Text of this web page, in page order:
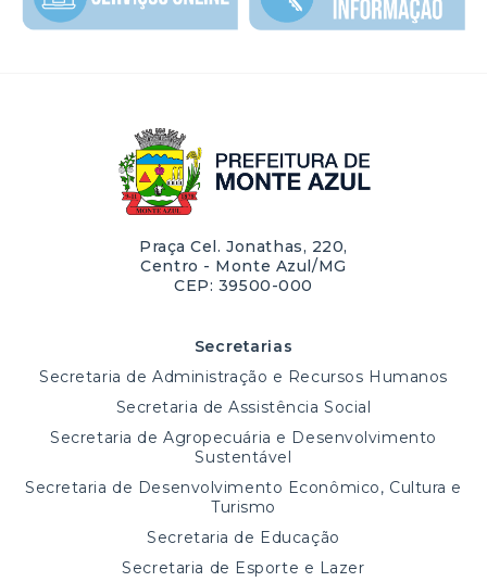
Praça Cel. Jonathas, 220,
Centro - Monte Azul/MG
CEP: 39500-000
Secretarias
Secretaria de Administração e Recursos Humanos
Secretaria de Assistência Social
Secretaria de Agropecuária e Desenvolvimento
Sustentável
Secretaria de Desenvolvimento Econômico, Cultura e
Turismo
Secretaria de Educação
Secretaria de Esporte e Lazer